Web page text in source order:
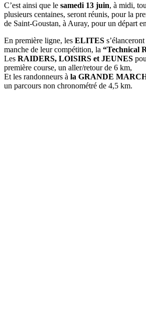
C’est ainsi que le samedi 13 juin, à midi,
plusieurs centaines, seront réunis, pour la
de Saint-Goustan, à Auray, pour un départ
En première ligne, les ELITES
manche de leur compétition, la “Technical
Les RAIDERS, LOISIRS et JEUNES
première course, un aller/retour de 6 km,
Et les randonneurs à la GRANDE
un parcours non chronométré de 4,5 km.